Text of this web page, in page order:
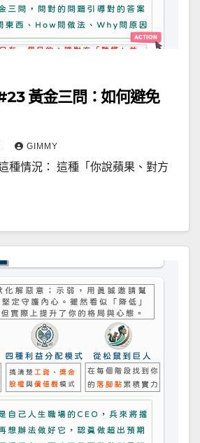
黃金三問：如何避免
GIMMY
種情況： 這種「你說蘋果、對方